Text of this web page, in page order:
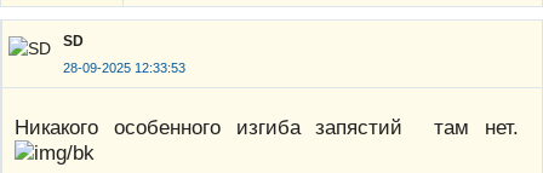
SD
28-09-2025 12:33:53
Никакого особенного изгиба запястий там нет.